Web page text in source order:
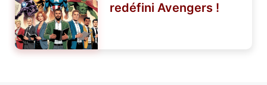
redéfini Avengers !